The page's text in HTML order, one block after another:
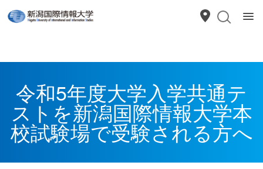
令和5年度大学入学共通テ
ストを新潟国際情報大学本
校試験場で受験される方へ